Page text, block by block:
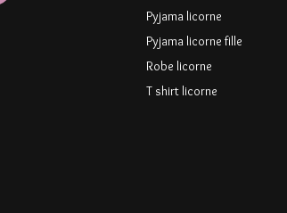
Pyjama licorne
Pyjama licorne fille
Robe licorne
T shirt licorne